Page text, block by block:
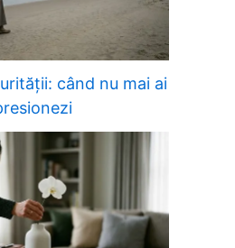
când nu mai ai